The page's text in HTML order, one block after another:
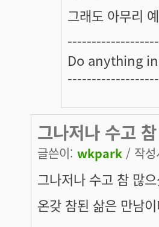
그래도 아무리
Do anything
그나저나 수고 참
글쓴이: wkpark / 작
그나저나 수고 참 많
온갖 참된 삶은 만남